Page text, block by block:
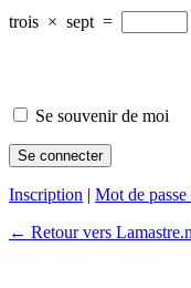
trois × sept =
Se souvenir de moi
Inscription | Mot de
← Retour vers